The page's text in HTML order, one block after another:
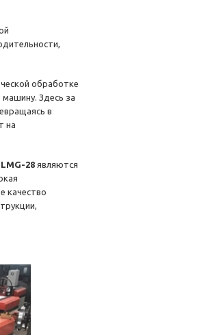
обработке
Здесь за
в
на
28 являются
качество